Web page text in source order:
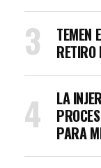
TEMEN
RETIRO
LA
PARA